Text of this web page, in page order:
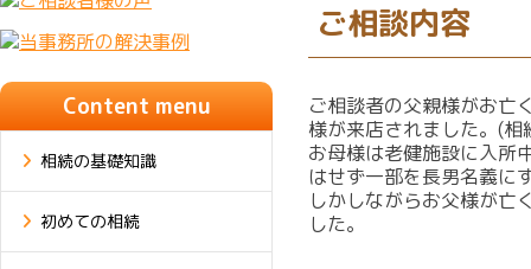
Content menu
相続の基礎知識
初めての相続
ご相談内容
ご相談者の父親様がお亡
様が来店されました。(
お母様は老健施設に入所
はせず一部を長男名義に
しかしながらお父様が亡
した。